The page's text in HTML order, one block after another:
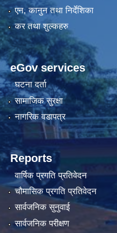
एन, कानुन तथा निर्देशिका
कर तथा शुल्कहरु
eGov services
घटना दर्ता
सामाजिक सुरक्षा
नागरिक वडापत्र
Reports
वार्षिक प्रगति प्रतिवेदन
चौमासिक प्रगति प्रतिवेदन
सार्वजनिक सुनुवाई
सार्वजनिक परीक्षण